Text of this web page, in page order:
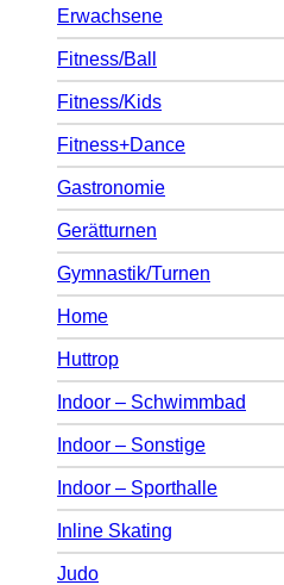
Erwachsene
Fitness/Ball
Fitness/Kids
Fitness+Dance
Gastronomie
Gerätturnen
Gymnastik/Turnen
Home
Huttrop
Indoor – Schwimmbad
Indoor – Sonstige
Indoor – Sporthalle
Inline Skating
Judo